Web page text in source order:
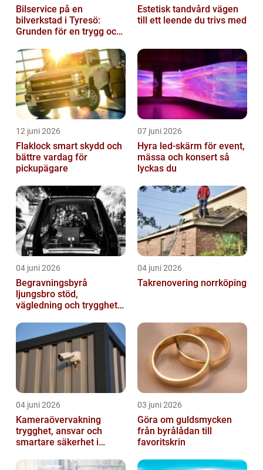
Bilservice på en
bilverkstad i Tyresö:
Grunden för en trygg och
Estetisk tandvård vägen
till ett leende du trivs med
12 juni 2026
Flaklock smart skydd och
bättre vardag för
pickupägare
07 juni 2026
Hyra led-skärm för event,
mässa och konsert så
lyckas du
04 juni 2026
Begravningsbyrå
ljungsbro stöd,
vägledning och trygghet
04 juni 2026
Takrenovering norrköping
04 juni 2026
Kameraövervakning
trygghet, ansvar och
smartare säkerhet i
03 juni 2026
Göra om guldsmycken
från byrålådan till
favoritskrin